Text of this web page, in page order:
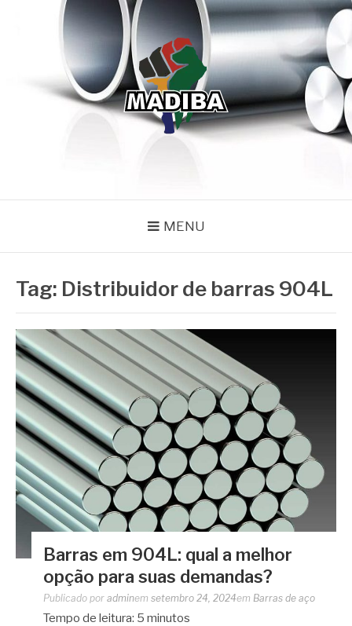
MENU
Tag: Distribuidor de barras 904L
Barras em 904L: qual a melhor
opção para suas demandas?
Publicado por adminem setembro 24, 2024em Barras de aço
Tempo de leitura: 5 minutos